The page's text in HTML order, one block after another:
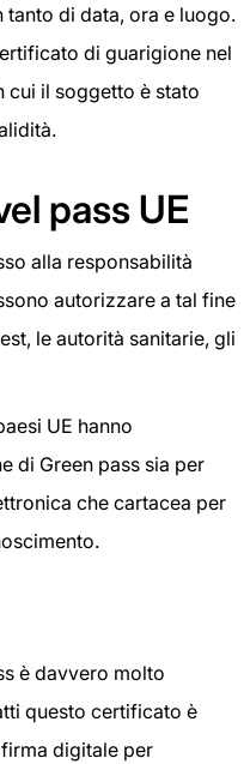
di data, ora e luogo.
di guarigione nel
cui il soggetto è stato
pass UE
alla responsabilità
autorizzare a tal fine
le autorità sanitarie, gli
UE hanno
di Green pass sia per
che cartacea per
è davvero molto
questo certificato è
digitale per